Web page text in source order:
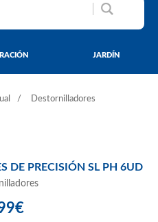
JARDÍN
Destornilladores
DE PRECISIÓN SL PH 6UD